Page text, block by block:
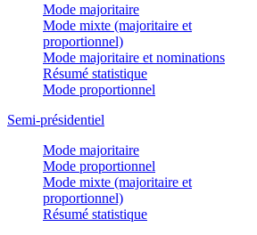
Mode majoritaire
Mode mixte (majoritaire et
proportionnel)
Mode majoritaire et nominations
Résumé statistique
Mode proportionnel
Semi-présidentiel
Mode majoritaire
Mode proportionnel
Mode mixte (majoritaire et
proportionnel)
Résumé statistique